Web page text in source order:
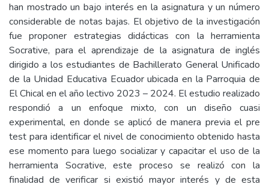
han mostrado un bajo interés en la asignatura y un número
considerable de notas bajas. El objetivo de la investigación
fue proponer estrategias didácticas con la herramienta
Socrative, para el aprendizaje de la asignatura de inglés
dirigido a los estudiantes de Bachillerato General Unificado
de la Unidad Educativa Ecuador ubicada en la Parroquia de
El Chical en el año lectivo 2023 – 2024. El estudio realizado
respondió a un enfoque mixto, con un diseño cuasi
experimental, en donde se aplicó de manera previa el pre
test para identificar el nivel de conocimiento obtenido hasta
ese momento para luego socializar y capacitar el uso de la
herramienta Socrative, este proceso se realizó con la
finalidad de verificar si existió mayor interés y de esta